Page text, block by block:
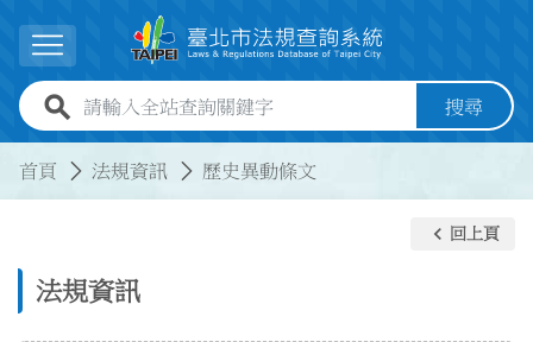
展開選單
全站查詢關鍵字欄位 搜尋
首頁 法規資訊 歷史異動條文
法規資訊
keyboard_arrow_left 回上頁